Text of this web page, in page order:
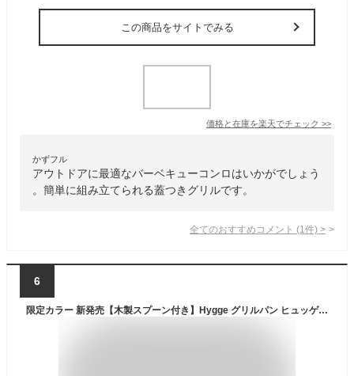
この商品をサイトでみる
価格と在庫を楽天でチェック >>
かずフル
アウトドアに最適なバーベキューコンロはいかがでしょう
。簡単に組み立てられる蓋つきグリルです。
全てのおすすめコメント (1 件) >
6
限定カラー 新発売【木製スプーン付き】Hygge グリルパン ヒュッゲ （大） | 結婚祝い プレゼント ギフトセット 贈り物 新生活 食器 キッチン オーブン料理 魚焼きグリル グラタン 耐熱陶器 グリルパン フタ付き おしゃれ お皿 ガス 直火 ihグリル対応 国産 美濃焼 あす楽